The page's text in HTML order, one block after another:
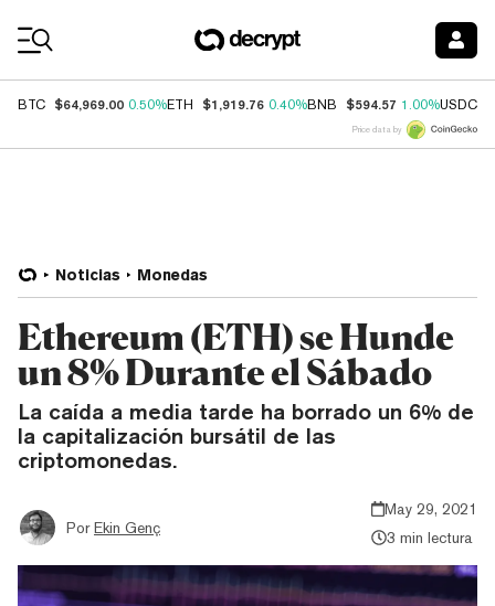
BTC $64,969.00 0.50%ETH $1,919.76 0.40%BNB $594.57 1.00%USDC
Price data by
Noticias Monedas
Ethereum (ETH) se Hunde
un 8% Durante el Sábado
La caída a media tarde ha borrado un 6% de
la capitalización bursátil de las
criptomonedas.
Por Ekin Genç
May 29, 2021
3 min lectura